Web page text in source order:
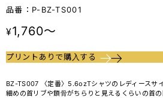
品番：P-BZ-TS001
¥1,760～
プリントありで購入する
BZ-TS007 〈定番〉5.6ozTシャツのレディースサイ
細めの首リブや鎖骨がちらりと見えるくらいの首